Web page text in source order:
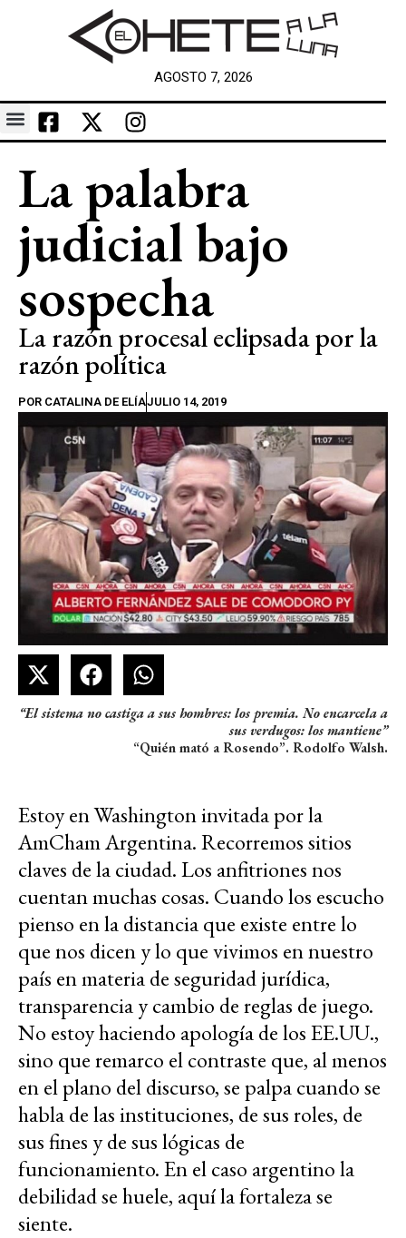
AGOSTO 7, 2026
La palabra
judicial bajo
sospecha
La razón procesal eclipsada por la
razón política
POR CATALINA DE ELÍAJULIO 14, 2019
“El sistema no castiga a sus hombres: los premia. No encarcela a
sus verdugos: los mantiene”
“Quién mató a Rosendo”. Rodolfo Walsh.
Estoy en Washington invitada por la
AmCham Argentina. Recorremos sitios
claves de la ciudad. Los anfitriones nos
cuentan muchas cosas. Cuando los escucho
pienso en la distancia que existe entre lo
que nos dicen y lo que vivimos en nuestro
país en materia de seguridad jurídica,
transparencia y cambio de reglas de juego.
No estoy haciendo apología de los EE.UU.,
sino que remarco el contraste que, al menos
en el plano del discurso, se palpa cuando se
habla de las instituciones, de sus roles, de
sus fines y de sus lógicas de
funcionamiento. En el caso argentino la
debilidad se huele, aquí la fortaleza se
siente.